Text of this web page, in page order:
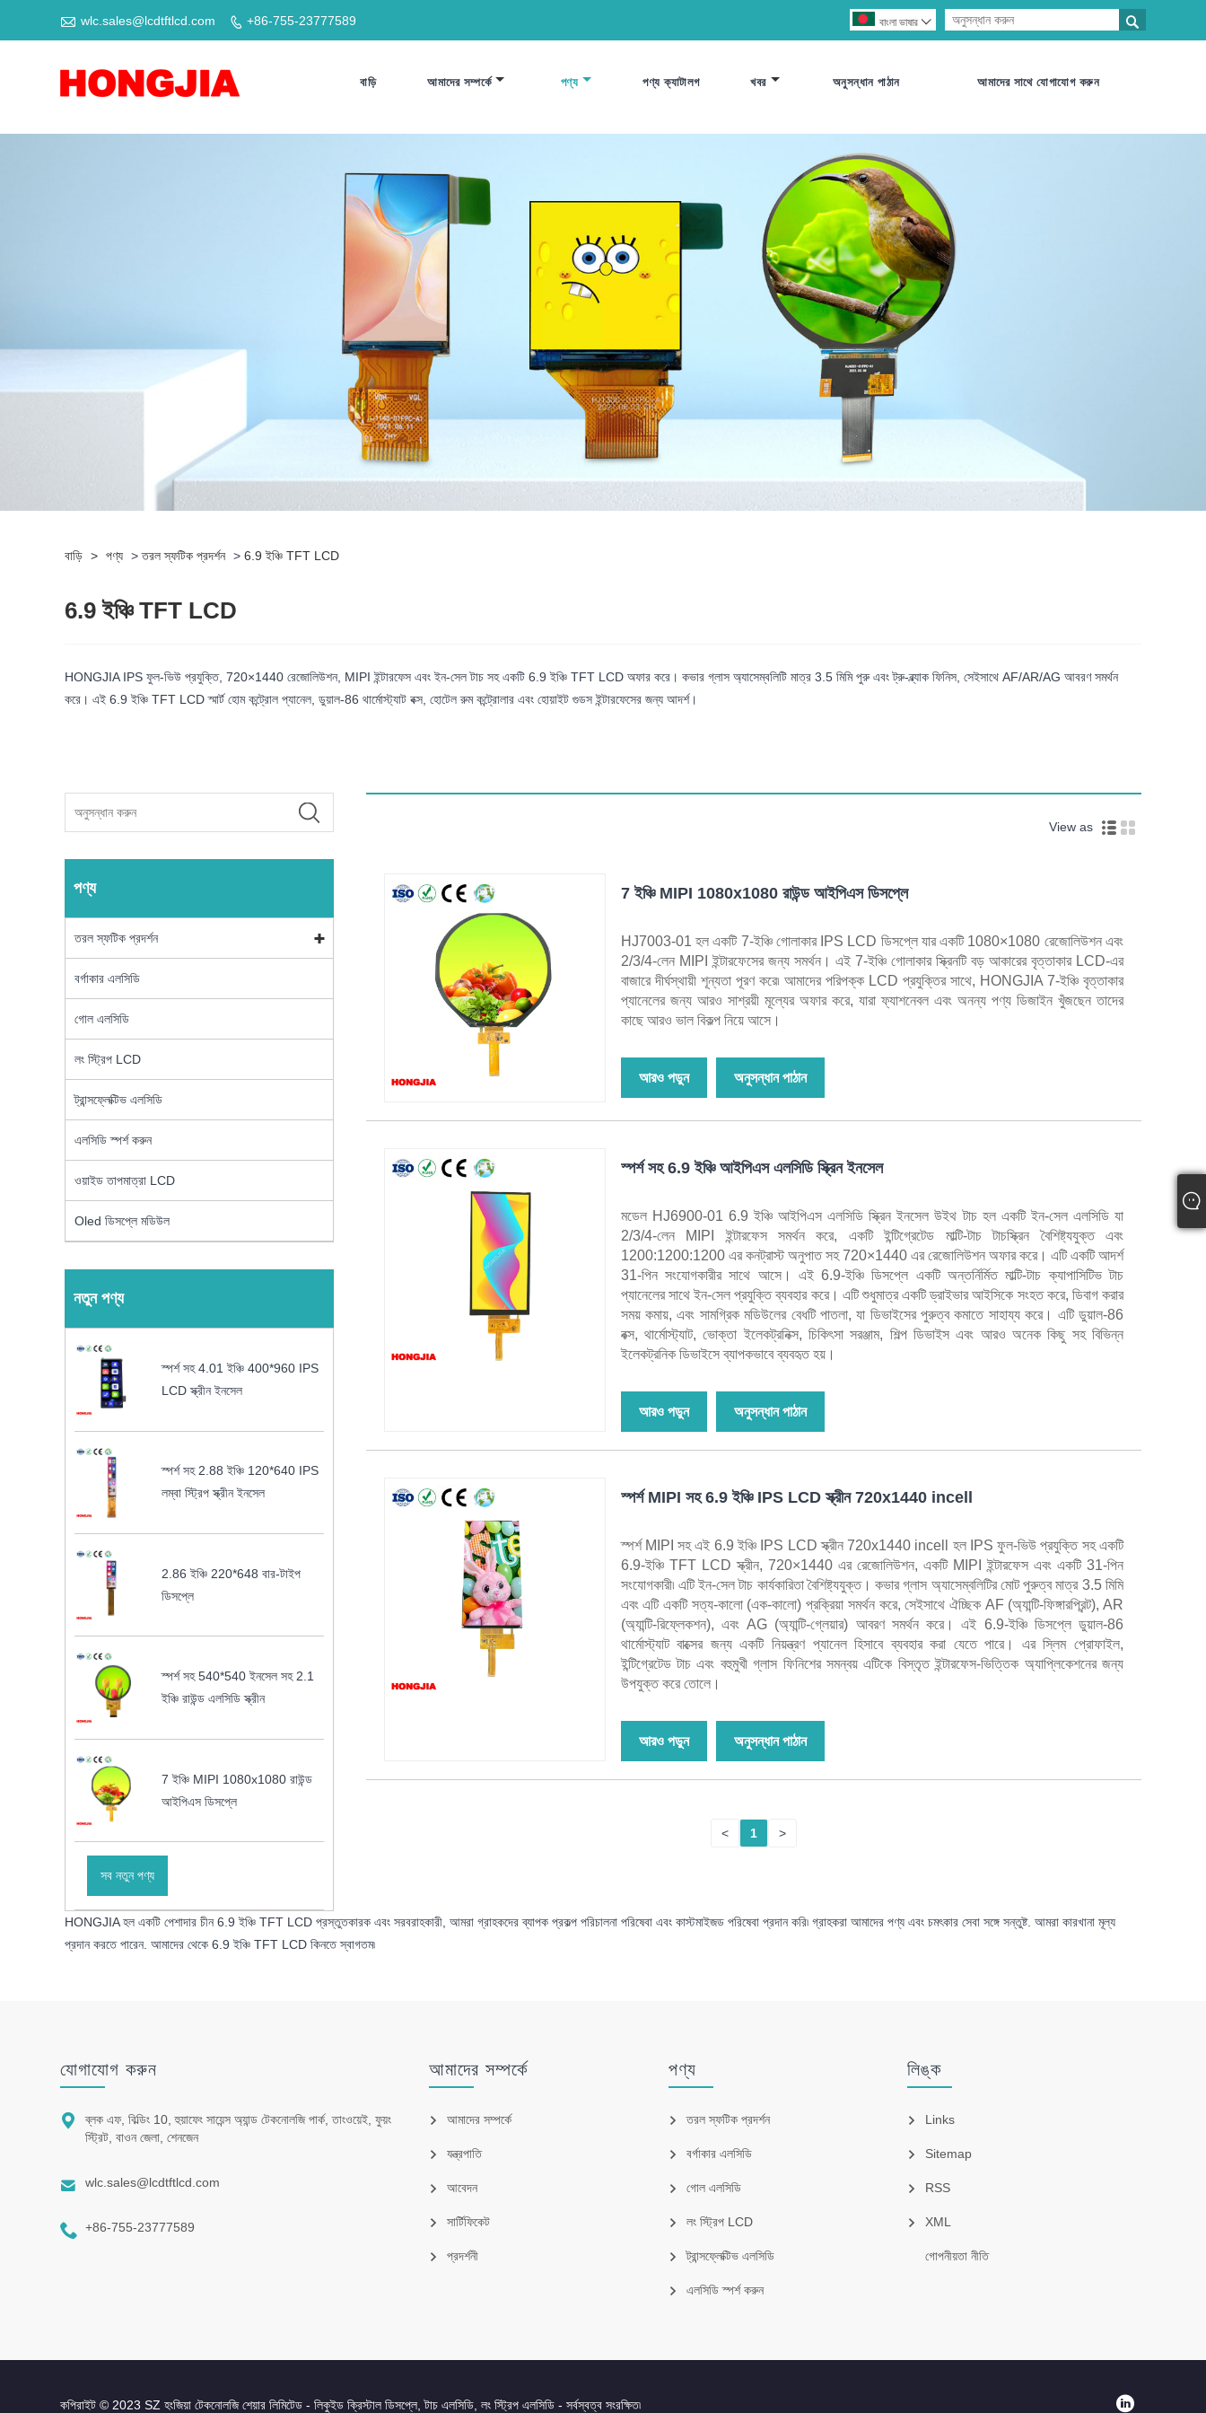
 wlc.sales@lcdtftlcd.com  +86-755-23777589 
বাংলা ভাষার 
বাড়ি আমাদের সম্পর্কে পণ্য পণ্য ক্যাটালগ খবর অনুসন্ধান পাঠান আমাদের সাথে যোগাযোগ করুন
বাড়ি > পণ্য >তরল স্ফটিক প্রদর্শন > 6.9 ইঞ্চি TFT LCD
6.9 ইঞ্চি TFT LCD
HONGJIA IPS ফুল-ভিউ প্রযুক্তি, 720×1440 রেজোলিউশন, MIPI ইন্টারফেস এবং ইন-সেল টাচ সহ একটি 6.9 ইঞ্চি TFT LCD অফার করে। কভার গ্লাস অ্যাসেম্বলিটি মাত্র 3.5 মিমি পুরু এবং ট্রু-ব্ল্যাক ফিনিস, সেইসাথে AF/AR/AG আবরণ সমর্থন
করে। এই 6.9 ইঞ্চি TFT LCD স্মার্ট হোম কন্ট্রোল প্যানেল, ডুয়াল-86 থার্মোস্ট্যাট বক্স, হোটেল রুম কন্ট্রোলার এবং হোয়াইট গুডস ইন্টারফেসের জন্য আদর্শ।
পণ্য
তরল স্ফটিক প্রদর্শন
বর্গাকার এলসিডি
গোল এলসিডি
লং স্ট্রিপ LCD
ট্রান্সফ্লেক্টিভ এলসিডি
এলসিডি স্পর্শ করুন
ওয়াইড তাপমাত্রা LCD
Oled ডিসপ্লে মডিউল
নতুন পণ্য
স্পর্শ সহ 4.01 ইঞ্চি 400*960 IPS
LCD স্ক্রীন ইনসেল
স্পর্শ সহ 2.88 ইঞ্চি 120*640 IPS
লম্বা স্ট্রিপ স্ক্রীন ইনসেল
2.86 ইঞ্চি 220*648 বার-টাইপ
ডিসপ্লে
স্পর্শ সহ 540*540 ইনসেল সহ 2.1
ইঞ্চি রাউন্ড এলসিডি স্ক্রীন
7 ইঞ্চি MIPI 1080x1080 রাউন্ড
আইপিএস ডিসপ্লে
সব নতুন পণ্য
View as
7 ইঞ্চি MIPI 1080x1080 রাউন্ড আইপিএস ডিসপ্লে
HJ7003-01 হল একটি 7-ইঞ্চি গোলাকার IPS LCD ডিসপ্লে যার একটি 1080×1080 রেজোলিউশন এবং
2/3/4-লেন MIPI ইন্টারফেসের জন্য সমর্থন। এই 7-ইঞ্চি গোলাকার স্ক্রিনটি বড় আকারের বৃত্তাকার LCD-এর
বাজারে দীর্ঘস্থায়ী শূন্যতা পূরণ করে৷ আমাদের পরিপক্ক LCD প্রযুক্তির সাথে, HONGJIA 7-ইঞ্চি বৃত্তাকার
প্যানেলের জন্য আরও সাশ্রয়ী মূল্যের অফার করে, যারা ফ্যাশনেবল এবং অনন্য পণ্য ডিজাইন খুঁজছেন তাদের
কাছে আরও ভাল বিকল্প নিয়ে আসে।
আরও পড়ুন অনুসন্ধান পাঠান
স্পর্শ সহ 6.9 ইঞ্চি আইপিএস এলসিডি স্ক্রিন ইনসেল
মডেল HJ6900-01 6.9 ইঞ্চি আইপিএস এলসিডি স্ক্রিন ইনসেল উইথ টাচ হল একটি ইন-সেল এলসিডি যা
2/3/4-লেন MIPI ইন্টারফেস সমর্থন করে, একটি ইন্টিগ্রেটেড মাল্টি-টাচ টাচস্ক্রিন বৈশিষ্ট্যযুক্ত এবং
1200:1200:1200 এর কনট্রাস্ট অনুপাত সহ 720×1440 এর রেজোলিউশন অফার করে। এটি একটি আদর্শ
31-পিন সংযোগকারীর সাথে আসে। এই 6.9-ইঞ্চি ডিসপ্লে একটি অন্তর্নির্মিত মাল্টি-টাচ ক্যাপাসিটিভ টাচ
প্যানেলের সাথে ইন-সেল প্রযুক্তি ব্যবহার করে। এটি শুধুমাত্র একটি ড্রাইভার আইসিকে সংহত করে, ডিবাগ করার
সময় কমায়, এবং সামগ্রিক মডিউলের বেধটি পাতলা, যা ডিভাইসের পুরুত্ব কমাতে সাহায্য করে। এটি ডুয়াল-86
বক্স, থার্মোস্ট্যাট, ভোক্তা ইলেকট্রনিক্স, চিকিৎসা সরঞ্জাম, শিল্প ডিভাইস এবং আরও অনেক কিছু সহ বিভিন্ন
ইলেকট্রনিক ডিভাইসে ব্যাপকভাবে ব্যবহৃত হয়।
আরও পড়ুন অনুসন্ধান পাঠান
স্পর্শ MIPI সহ 6.9 ইঞ্চি IPS LCD স্ক্রীন 720x1440 incell
স্পর্শ MIPI সহ এই 6.9 ইঞ্চি IPS LCD স্ক্রীন 720x1440 incell হল IPS ফুল-ভিউ প্রযুক্তি সহ একটি
6.9-ইঞ্চি TFT LCD স্ক্রীন, 720×1440 এর রেজোলিউশন, একটি MIPI ইন্টারফেস এবং একটি 31‑পিন
সংযোগকারী৷ এটি ইন-সেল টাচ কার্যকারিতা বৈশিষ্ট্যযুক্ত। কভার গ্লাস অ্যাসেম্বলিটির মোট পুরুত্ব মাত্র 3.5 মিমি
এবং এটি একটি সত্য-কালো (এক-কালো) প্রক্রিয়া সমর্থন করে, সেইসাথে ঐচ্ছিক AF (অ্যান্টি-ফিঙ্গারপ্রিন্ট), AR
(অ্যান্টি-রিফ্লেকশন), এবং AG (অ্যান্টি-গ্লেয়ার) আবরণ সমর্থন করে। এই 6.9-ইঞ্চি ডিসপ্লে ডুয়াল-86
থার্মোস্ট্যাট বাক্সের জন্য একটি নিয়ন্ত্রণ প্যানেল হিসাবে ব্যবহার করা যেতে পারে। এর স্লিম প্রোফাইল,
ইন্টিগ্রেটেড টাচ এবং বহুমুখী গ্লাস ফিনিশের সমন্বয় এটিকে বিস্তৃত ইন্টারফেস-ভিত্তিক অ্যাপ্লিকেশনের জন্য
উপযুক্ত করে তোলে।
আরও পড়ুন অনুসন্ধান পাঠান
< 1 >
HONGJIA হল একটি পেশাদার চীন 6.9 ইঞ্চি TFT LCD প্রস্তুতকারক এবং সরবরাহকারী, আমরা গ্রাহকদের ব্যাপক প্রকল্প পরিচালনা পরিষেবা এবং কাস্টমাইজড পরিষেবা প্রদান করি৷ গ্রাহকরা আমাদের পণ্য এবং চমৎকার সেবা সঙ্গে সন্তুষ্ট. আমরা কারখানা মূল্য
প্রদান করতে পারেন. আমাদের থেকে 6.9 ইঞ্চি TFT LCD কিনতে স্বাগতম৷
যোগাযোগ করুন

ব্লক এফ, বিল্ডিং 10, হুয়াফেং সায়েন্স অ্যান্ড টেকনোলজি পার্ক, তাংওয়েই, ফুয়ং
স্ট্রিট, বাওন জেলা, শেনজেন
 wlc.sales@lcdtftlcd.com
 +86-755-23777589
আমাদের সম্পর্কে
আমাদের সম্পর্কে
যন্ত্রপাতি
আবেদন
সার্টিফিকেট
প্রদর্শনী
পণ্য
তরল স্ফটিক প্রদর্শন
বর্গাকার এলসিডি
গোল এলসিডি
লং স্ট্রিপ LCD
ট্রান্সফ্লেক্টিভ এলসিডি
এলসিডি স্পর্শ করুন
লিঙ্ক
Links
Sitemap
RSS
XML
গোপনীয়তা নীতি
কপিরাইট © 2023 SZ হংজিয়া টেকনোলজি শেয়ার লিমিটেড - লিকুইড ক্রিস্টাল ডিসপ্লে, টাচ এলসিডি, লং স্ট্রিপ এলসিডি - সর্বস্বত্ব সংরক্ষিত৷